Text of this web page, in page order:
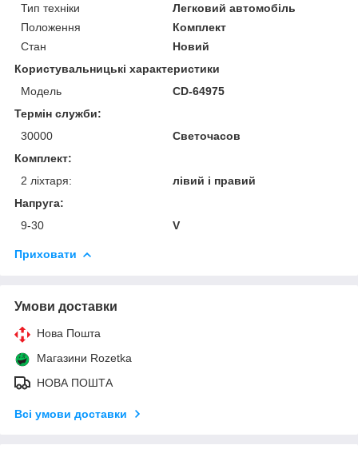
Тип техніки
Легковий автомобіль
Положення
Комплект
Стан
Новий
Користувальницькі характеристики
Модель
CD-64975
Термін служби:
30000
Светочасов
Комплект:
2 ліхтаря:
лівий і правий
Напруга:
9-30
V
Приховати
Умови доставки
Нова Пошта
Магазини Rozetka
НОВА ПОШТА
Всі умови доставки